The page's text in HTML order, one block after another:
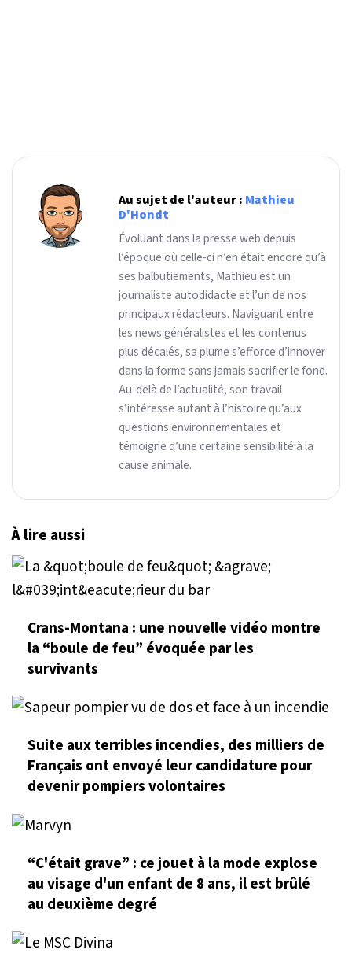
Au sujet de l'auteur : Mathieu
D'Hondt
Évoluant dans la presse web depuis
l’époque où celle-ci n’en était encore qu’à
ses balbutiements, Mathieu est un
journaliste autodidacte et l’un de nos
principaux rédacteurs. Naviguant entre
les news généralistes et les contenus
plus décalés, sa plume s’efforce d’innover
dans la forme sans jamais sacrifier le fond.
Au-delà de l’actualité, son travail
s’intéresse autant à l’histoire qu’aux
questions environnementales et
témoigne d’une certaine sensibilité à la
cause animale.
À lire aussi
Crans-Montana : une nouvelle vidéo montre
la “boule de feu” évoquée par les
survivants
Suite aux terribles incendies, des milliers de
Français ont envoyé leur candidature pour
devenir pompiers volontaires
“C'était grave” : ce jouet à la mode explose
au visage d'un enfant de 8 ans, il est brûlé
au deuxième degré